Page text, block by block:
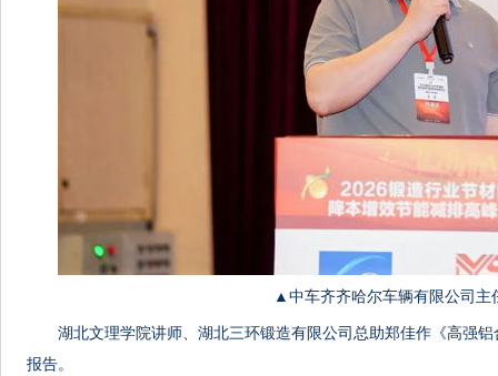
▲中车齐齐哈尔车辆有限公司主
湖北文理学院讲师、湖北三环锻造有限公司总助郑佳作《高强
报告。